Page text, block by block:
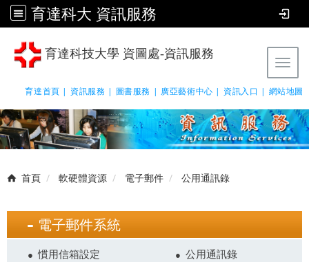
育達科大 資訊服務
育達科技大學 資圖處-資訊服務
育達首頁 | 資訊服務 | 圖書服務 | 廣亞藝術中心 | 資訊入口 | 網站地圖
首頁 軟硬體資源 電子郵件 公用通訊錄
電子郵件系統
慣用信箱設定 公用通訊錄